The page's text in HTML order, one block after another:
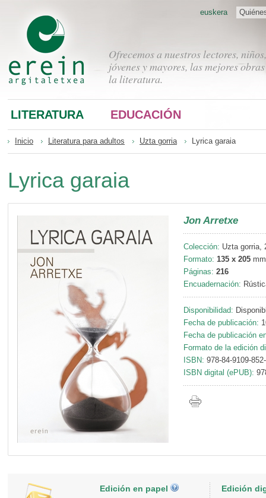
Ofrecemos a nuestros lectores, niños,
jóvenes y mayores, las mejores
la literatura.
euskera
LITERATURA EDUCACIÓN
Inicio Literatura para adultos Uzta gorria Lyrica garaia
Lyrica garaia
Jon Arretxe
Colección: Uzta gorria,
Formato: 135 x 205 mm
Páginas: 216
Encuadernación:
Disponibilidad:
Fecha de publicación:
Fecha de publicación
Formato de la edición
ISBN: 978-84-9109-
ISBN digital (ePUB):
Edición en papel Edición